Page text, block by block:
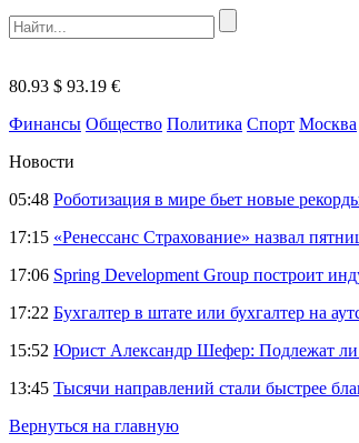
80.93 $ 93.19 €
Финансы Общество Политика Спорт Москва
Новости
05:48 Роботизация в мире бьет новые
17:15 «Ренессанс Страхование» назвал
17:06 Spring Development Group построит
17:22 Бухгалтер в штате или бухгалтер на
15:52 Юрист Александр Шефер: Подлежат ли
13:45 Тысячи направлений стали быстрее
Вернуться на главную